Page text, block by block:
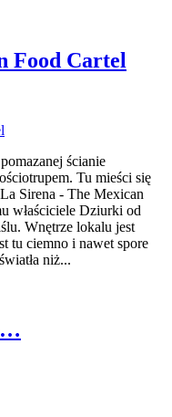
Food Cartel
ścianie
Tu mieści się
Sirena - The Mexican
właściciele Dziurki od
Wnętrze lokalu jest
tu ciemno i nawet spore
niż...